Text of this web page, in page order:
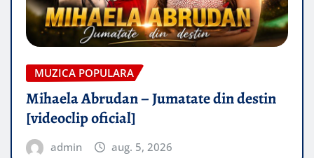
MUZICA POPULARA
Mihaela Abrudan – Jumatate din destin
[videoclip oficial]
admin aug. 5, 2026